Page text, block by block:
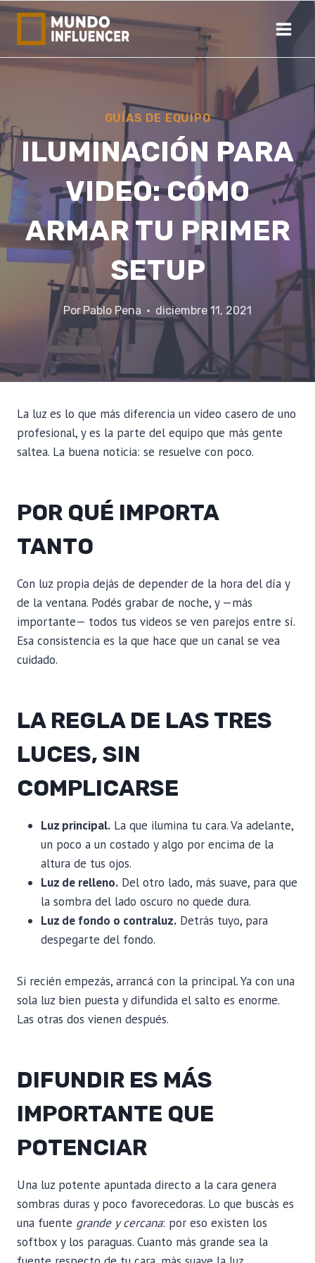
Saltar
contenido
GUÍAS DE EQUIPO
ILUMINACIÓN PARA
VIDEO: CÓMO
ARMAR TU PRIMER
SETUP
PorPablo Pena diciembre 11, 2021
La luz es lo que más diferencia un video casero de uno
profesional, y es la parte del equipo que más gente
saltea. La buena noticia: se resuelve con poco.
POR QUÉ IMPORTA
TANTO
Con luz propia dejás de depender de la hora del día y
de la ventana. Podés grabar de noche, y —más
importante— todos tus videos se ven parejos entre sí.
Esa consistencia es la que hace que un canal se vea
cuidado.
LA REGLA DE LAS TRES
LUCES, SIN
COMPLICARSE
Luz principal. La que ilumina tu cara. Va adelante,
un poco a un costado y algo por encima de la
altura de tus ojos.
Luz de relleno. Del otro lado, más suave, para que
la sombra del lado oscuro no quede dura.
Luz de fondo o contraluz. Detrás tuyo, para
despegarte del fondo.
Si recién empezás, arrancá con la principal. Ya con una
sola luz bien puesta y difundida el salto es enorme.
Las otras dos vienen después.
DIFUNDIR ES MÁS
IMPORTANTE QUE
POTENCIAR
Una luz potente apuntada directo a la cara genera
sombras duras y poco favorecedoras. Lo que buscás es
una fuente grande y cercana: por eso existen los
softbox y los paraguas. Cuanto más grande sea la